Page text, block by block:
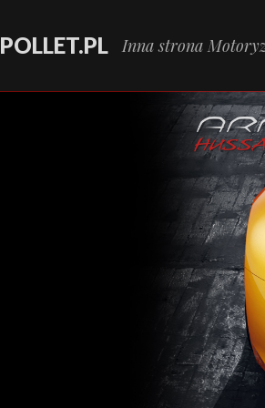
POLLET.PL Inna strona